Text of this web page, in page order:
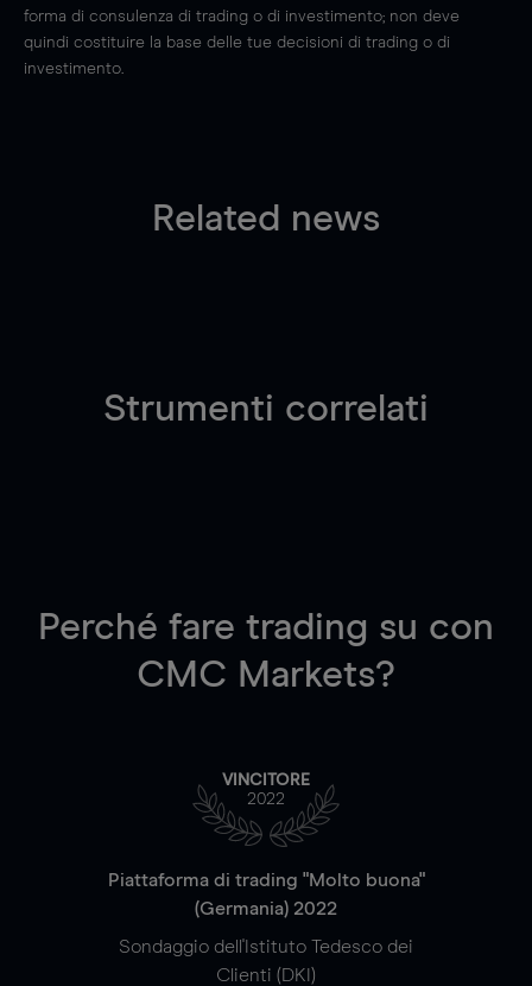
forma di consulenza di trading o di investimento; non deve
quindi costituire la base delle tue decisioni di trading o di
investimento.
Related news
Strumenti correlati
Perché fare trading su con
CMC Markets?
VINCITORE
2022
Piattaforma di trading "Molto buona"
(Germania) 2022
Sondaggio dell'Istituto Tedesco dei
Clienti (DKI)